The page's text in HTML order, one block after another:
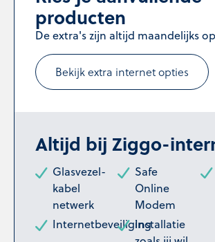
producten
De extra's zijn altijd maandelijks
Bekijk extra internet opties
Altijd bij Ziggo-
Glasvezel-
kabel
netwerk
Safe
Online
Modem
InternetbeveiligingInstallatie